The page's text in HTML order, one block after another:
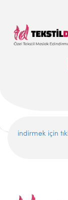
indirmek için